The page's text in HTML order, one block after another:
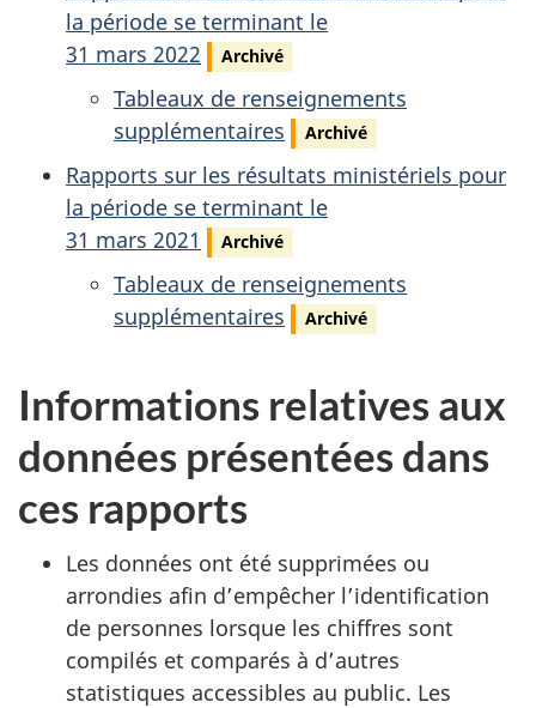
la période se terminant le
31 mars 2022
Archivé
Tableaux de renseignements
supplémentaires
Archivé
Rapports sur les résultats ministériels pour
la période se terminant le
31 mars 2021
Archivé
Tableaux de renseignements
supplémentaires
Archivé
Informations relatives aux
données présentées dans
ces rapports
Les données ont été supprimées ou
arrondies afin d’empêcher l’identification
de personnes lorsque les chiffres sont
compilés et comparés à d’autres
statistiques accessibles au public. Les